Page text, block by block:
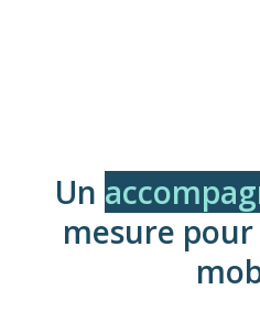
Un
mesure